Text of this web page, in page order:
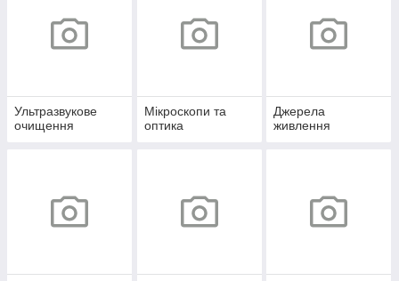
Ультразвукове
очищення
Мікроскопи та
оптика
Джерела
живлення